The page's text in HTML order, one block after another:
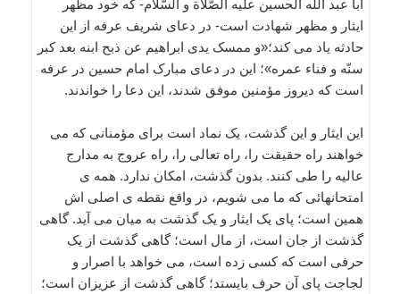
ابا عبد اللَّه الحسین علیه الصّلاة و السّلام- که خود مظهر
ایثار و مظهر شهادت است- در دعای شریف عرفه از این
حادثه یاد می کند؛«و ممسک یدی ابراهیم عن ذبح ابنه بعد کبر
سنّه و فناء عمره»؛ این در دعای مبارک امام حسین در عرفه
است که دیروز مؤمنین موفق شدند، این دعا را خواندند.
این ایثار و این گذشت، یک نماد است برای مؤمنانی که می
خواهند راه حقیقت را، راه تعالی را، راه عروج به مدارج
عالیه را طی کنند. بدون گذشت، امکان ندارد. همه ی
امتحانهائی که ما می شویم، در واقع نقطه ی اصلی اش
همین است؛ پای یک ایثار و یک گذشت به میان می آید. گاهی
گذشت از جان است، از مال است؛ گاهی گذشت از یک
حرفی است که کسی زده است، می خواهد با اصرار و
لجاجت پای آن حرف بایستد؛ گاهی گذشت از عزیزان است؛